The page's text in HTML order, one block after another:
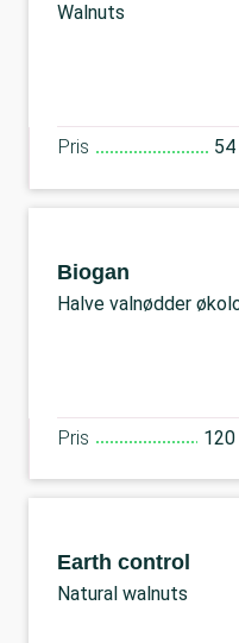
Walnuts
Pris 54
Biogan
Halve valnødder
Pris 120
Earth control
Natural walnuts